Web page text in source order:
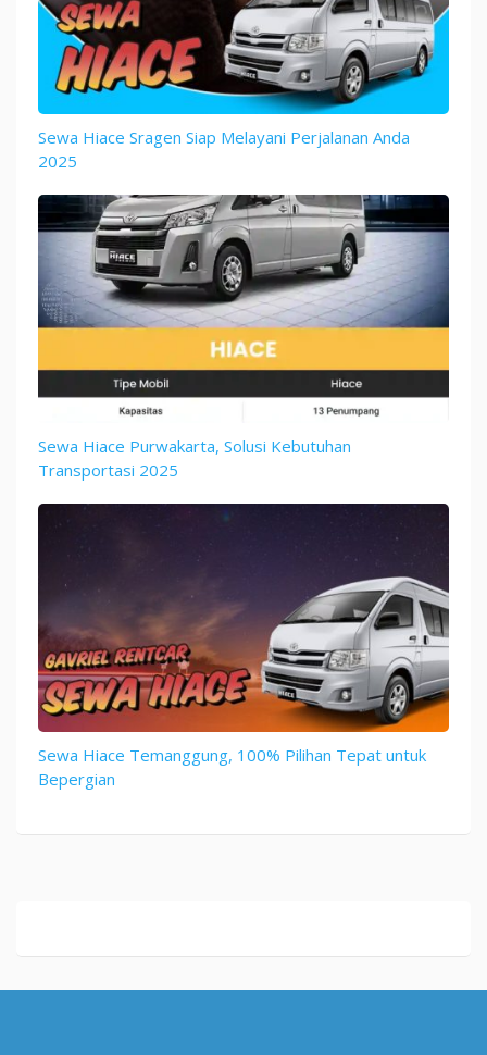
Sewa Hiace Sragen Siap Melayani Perjalanan Anda
2025
Sewa Hiace Purwakarta, Solusi Kebutuhan
Transportasi 2025
Sewa Hiace Temanggung, 100% Pilihan Tepat untuk
Bepergian